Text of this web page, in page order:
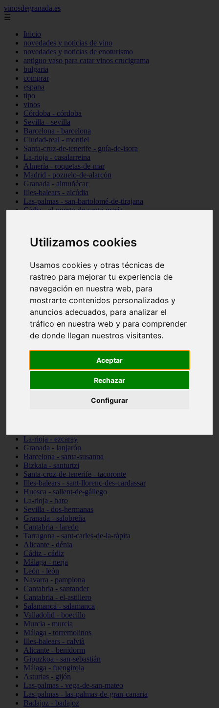
Utilizamos cookies
Usamos cookies y otras técnicas de
rastreo para mejorar tu experiencia de
navegación en nuestra web, para
mostrarte contenidos personalizados y
anuncios adecuados, para analizar el
tráfico en nuestra web y para comprender
de donde llegan nuestros visitantes.
Aceptar
Rechazar
Configurar
vinosdegranada.es
☰
Inicio
novedades y noticias de vino
novedades y noticias de enoturismo
antiguo vaso para catar vinos crucigrama
bulgaria
comprar
espana
tipo
vinos
Córdoba - córdoba
Sevilla - sevilla
Barcelona - barcelona
Ciudad-real - montiel
Santa-cruz-de-tenerife - guía-de-isora
La-rioja - casalarreina
Almería - roquetas-de-mar
Madrid - pozuelo-de-alarcón
Granada - almuñécar
Illes-balears - alcúdia
Las-palmas - san-bartolomé-de-tirajana
Cádiz - el-puerto-de-santa-maría
Santa-cruz-de-tenerife - los-llanos-de-aridane
Cantabria - suances
Granada - monachil
Huesca - isábena
Huesca - alquézar
Huesca - castejón-de-sos
Sevilla - marinaleda
Córdoba - almedinilla
Navarra - zangoza
Cantabria - arenas-de-iguña
Barcelona - la-pobla-de-lillet
Las-palmas - yaiza
Valladolid - fuensaldaña
La-rioja - ezcaray
Granada - lanjarón
Barcelona - santa-susanna
Bizkaia - santurtzi
Santa-cruz-de-tenerife - tacoronte
Illes-balears - sant-llorenç-des-cardassar
Huesca - sallent-de-gállego
La-rioja - haro
Sevilla - dos-hermanas
Granada - salobreña
Cantabria - laredo
Tarragona - sant-carles-de-la-ràpita
Alicante - dénia
Cádiz - cádiz
Málaga - nerja
León - león
Navarra - pamplona
Cantabria - santander
Cantabria - el-astillero
Salamanca - salamanca
Valladolid - boecillo
Murcia - murcia
Málaga - torremolinos
Illes-balears - calvià
Alicante - benidorm
Gipuzkoa - san-sebastián
Málaga - fuengirola
Asturias - gijón
Las-palmas - vega-de-san-mateo
Las-palmas - las-palmas-de-gran-canaria
Badajoz - badajoz